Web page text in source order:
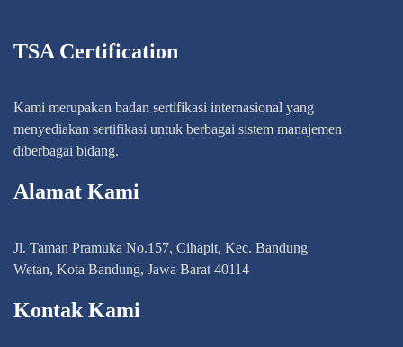
TSA Certification
Kami merupakan badan sertifikasi internasional yang
menyediakan sertifikasi untuk berbagai sistem manajemen
diberbagai bidang.
Alamat Kami
Jl. Taman Pramuka No.157, Cihapit, Kec. Bandung
Wetan, Kota Bandung, Jawa Barat 40114
Kontak Kami